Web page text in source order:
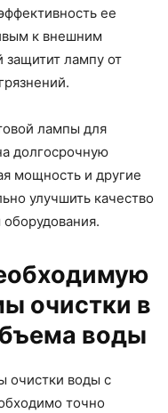
ее
к внешним
защитит лампу от
лампы для
долгосрочную
мощность и другие
улучшить качество
очистки в
воды
очистки воды с
точно